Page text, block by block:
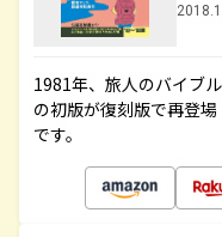
1981年、旅人のバイブ
の初版が復刻版で再登
です。